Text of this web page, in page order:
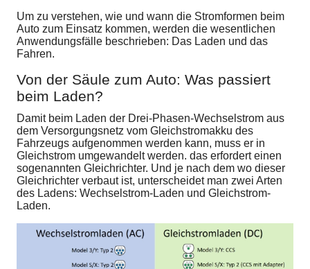
Um zu verstehen, wie und wann die Stromformen beim
Auto zum Einsatz kommen, werden die wesentlichen
Anwendungsfälle beschrieben: Das Laden und das
Fahren.
Von der Säule zum Auto: Was passiert
beim Laden?
Damit beim Laden der Drei-Phasen-Wechselstrom aus
dem Versorgungsnetz vom Gleichstromakku des
Fahrzeugs aufgenommen werden kann, muss er in
Gleichstrom umgewandelt werden. das erfordert einen
sogenannten Gleichrichter. Und je nach dem wo dieser
Gleichrichter verbaut ist, unterscheidet man zwei Arten
des Ladens: Wechselstrom-Laden und Gleichstrom-
Laden.